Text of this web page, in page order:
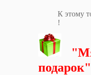
К этому
!
подарок"